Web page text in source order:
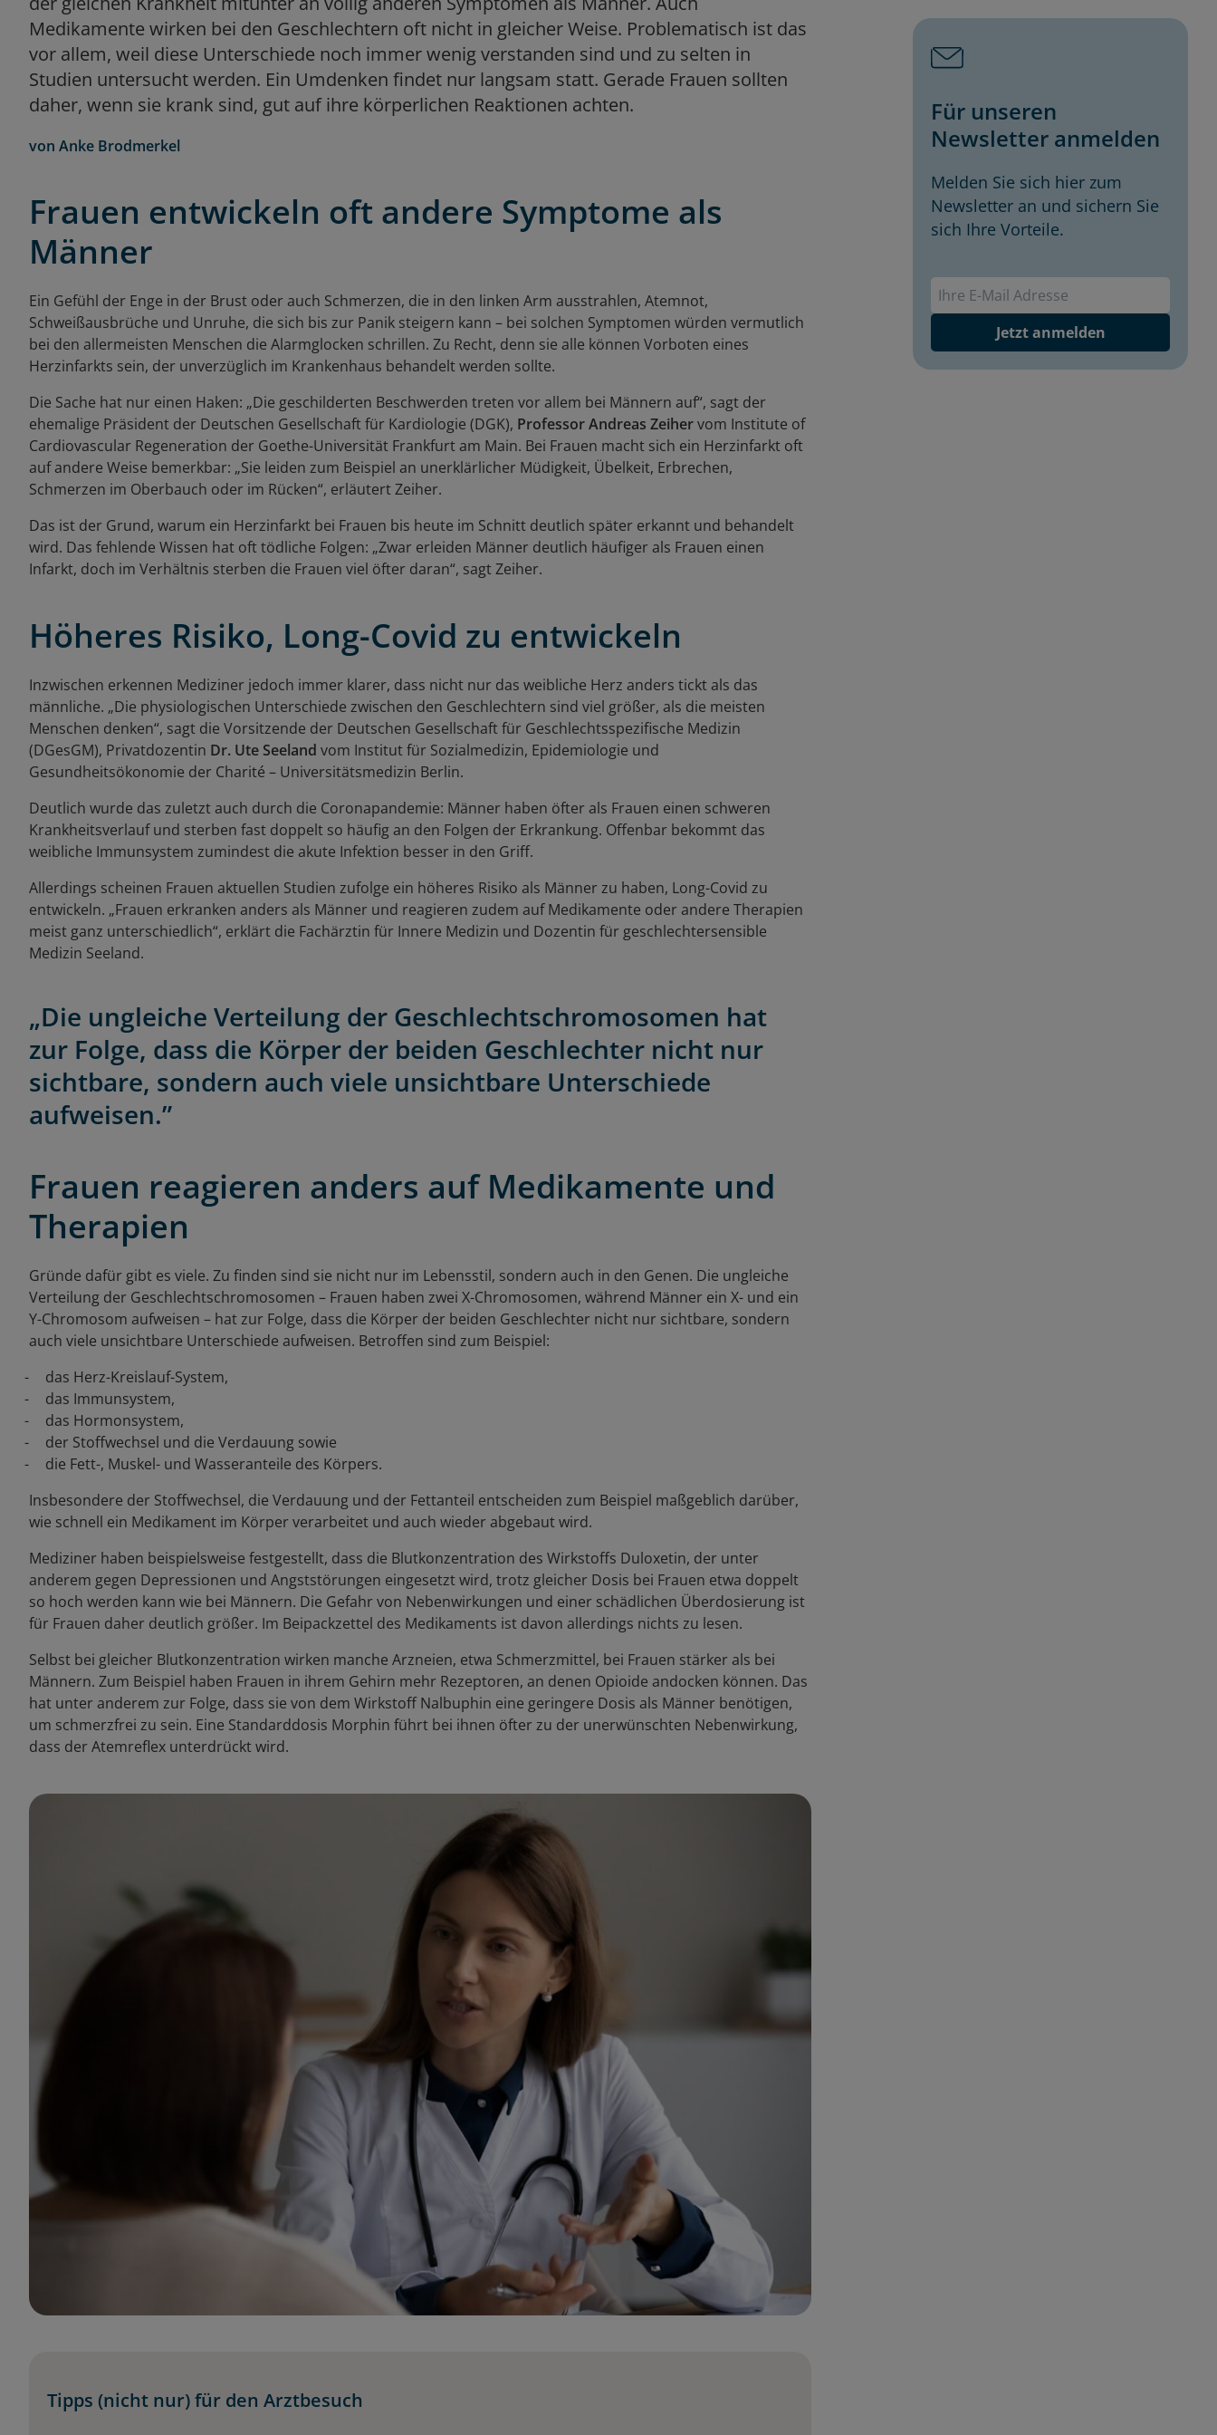
Medikamente wirken bei den Geschlechtern oft nicht in gleicher Weise. Problematisch ist das
vor allem, weil diese Unterschiede noch immer wenig verstanden sind und zu selten in
Studien untersucht werden. Ein Umdenken findet nur langsam statt. Gerade Frauen sollten
daher, wenn sie krank sind, gut auf ihre körperlichen Reaktionen achten.
von Anke Brodmerkel
Frauen entwickeln oft andere Symptome als
Männer
Ein Gefühl der Enge in der Brust oder auch Schmerzen, die in den linken Arm ausstrahlen, Atemnot,
Schweißausbrüche und Unruhe, die sich bis zur Panik steigern kann – bei solchen Symptomen würden vermutlich
bei den allermeisten Menschen die Alarmglocken schrillen. Zu Recht, denn sie alle können Vorboten eines
Herzinfarkts sein, der unverzüglich im Krankenhaus behandelt werden sollte.
Die Sache hat nur einen Haken: „Die geschilderten Beschwerden treten vor allem bei Männern auf“, sagt der
ehemalige Präsident der Deutschen Gesellschaft für Kardiologie (DGK), Professor Andreas Zeihervom Institute of
Cardiovascular Regeneration der Goethe-Universität Frankfurt am Main. Bei Frauen macht sich ein Herzinfarkt oft
auf andere Weise bemerkbar: „Sie leiden zum Beispiel an unerklärlicher Müdigkeit, Übelkeit, Erbrechen,
Schmerzen im Oberbauch oder im Rücken“, erläutert Zeiher.
Das ist der Grund, warum ein Herzinfarkt bei Frauen bis heute im Schnitt deutlich später erkannt und behandelt
wird. Das fehlende Wissen hat oft tödliche Folgen: „Zwar erleiden Männer deutlich häufiger als Frauen einen
Infarkt, doch im Verhältnis sterben die Frauen viel öfter daran“, sagt Zeiher.
Höheres Risiko, Long-Covid zu entwickeln
Inzwischen erkennen Mediziner jedoch immer klarer, dass nicht nur das weibliche Herz anders tickt als das
männliche. „Die physiologischen Unterschiede zwischen den Geschlechtern sind viel größer, als die meisten
Menschen denken“, sagt die Vorsitzende der Deutschen Gesellschaft für Geschlechtsspezifische Medizin
(DGesGM), Privatdozentin Dr. Ute Seeland vom Institut für Sozialmedizin, Epidemiologie und
Gesundheitsökonomie der Charité – Universitätsmedizin Berlin.
Deutlich wurde das zuletzt auch durch die Coronapandemie: Männer haben öfter als Frauen einen schweren
Krankheitsverlauf und sterben fast doppelt so häufig an den Folgen der Erkrankung. Offenbar bekommt das
weibliche Immunsystem zumindest die akute Infektion besser in den Griff.
Allerdings scheinen Frauen aktuellen Studien zufolge ein höheres Risiko als Männer zu haben, Long-Covid zu
entwickeln. „Frauen erkranken anders als Männer und reagieren zudem auf Medikamente oder andere Therapien
meist ganz unterschiedlich“, erklärt die Fachärztin für Innere Medizin und Dozentin für geschlechtersensible
Medizin Seeland.
„Die ungleiche Verteilung der Geschlechtschromosomen hat
zur Folge, dass die Körper der beiden Geschlechter nicht nur
sichtbare, sondern auch viele unsichtbare Unterschiede
aufweisen.”
Frauen reagieren anders auf Medikamente und
Therapien
Gründe dafür gibt es viele. Zu finden sind sie nicht nur im Lebensstil, sondern auch in den Genen. Die ungleiche
Verteilung der Geschlechtschromosomen – Frauen haben zwei X-Chromosomen, während Männer ein X- und ein
Y-Chromosom aufweisen – hat zur Folge, dass die Körper der beiden Geschlechter nicht nur sichtbare, sondern
auch viele unsichtbare Unterschiede aufweisen. Betroffen sind zum Beispiel:
das Herz-Kreislauf-System,
das Immunsystem,
das Hormonsystem,
der Stoffwechsel und die Verdauung sowie
die Fett-, Muskel- und Wasseranteile des Körpers.
Insbesondere der Stoffwechsel, die Verdauung und der Fettanteil entscheiden zum Beispiel maßgeblich darüber,
wie schnell ein Medikament im Körper verarbeitet und auch wieder abgebaut wird.
Mediziner haben beispielsweise festgestellt, dass die Blutkonzentration des Wirkstoffs Duloxetin, der unter
anderem gegen Depressionen und Angststörungen eingesetzt wird, trotz gleicher Dosis bei Frauen etwa doppelt
so hoch werden kann wie bei Männern. Die Gefahr von Nebenwirkungen und einer schädlichen Überdosierung ist
für Frauen daher deutlich größer. Im Beipackzettel des Medikaments ist davon allerdings nichts zu lesen.
Selbst bei gleicher Blutkonzentration wirken manche Arzneien, etwa Schmerzmittel, bei Frauen stärker als bei
Männern. Zum Beispiel haben Frauen in ihrem Gehirn mehr Rezeptoren, an denen Opioide andocken können. Das
hat unter anderem zur Folge, dass sie von dem Wirkstoff Nalbuphin eine geringere Dosis als Männer benötigen,
um schmerzfrei zu sein. Eine Standarddosis Morphin führt bei ihnen öfter zu der unerwünschten Nebenwirkung,
dass der Atemreflex unterdrückt wird.
Tipps (nicht nur) für den Arztbesuch
Für unseren
Newsletter anmelden
Melden Sie sich hier zum
Newsletter an und sichern Sie
sich Ihre Vorteile.
Jetzt anmelden